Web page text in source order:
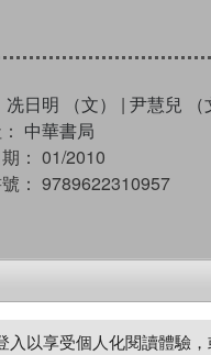
冼日明 （文） | 尹慧兒 （
中華書局
： 01/2010
： 9789622310957
試閲 加入
入以享受個人化閱讀體驗